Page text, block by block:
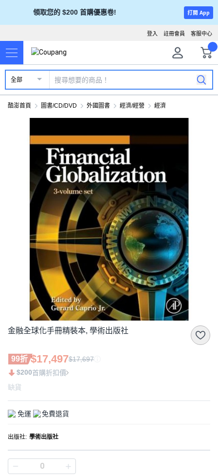
領取您的 $200 首購優惠卷! 打開 App
客服中心
註冊會員
登入
全部
酷澎首頁 圖書/CD/DVD 外國圖書 經濟/經營 經濟
金融全球化手冊精裝本, 學術出版社
99折 $17,497$17,697
$200首購折扣價
缺貨
免運 免費退貨
出版社: 學術出版社